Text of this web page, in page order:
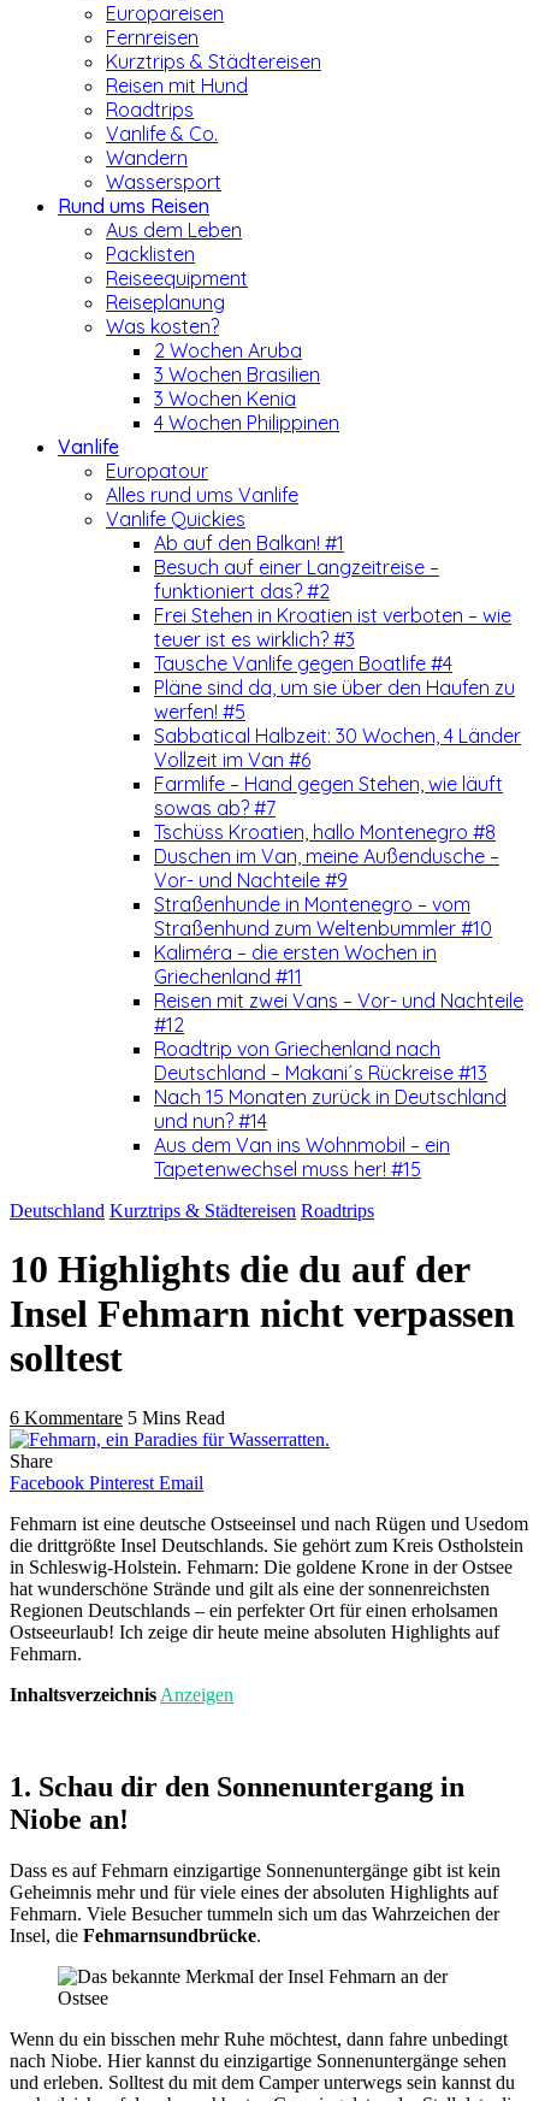
Europareisen
Fernreisen
Kurztrips & Städtereisen
Reisen mit Hund
Roadtrips
Vanlife & Co.
Wandern
Wassersport
Rund ums Reisen
Aus dem Leben
Packlisten
Reiseequipment
Reiseplanung
Was kosten?
2 Wochen Aruba
3 Wochen Brasilien
3 Wochen Kenia
4 Wochen Philippinen
Vanlife
Europatour
Alles rund ums Vanlife
Vanlife Quickies
Ab auf den Balkan! #1
Besuch auf einer Langzeitreise –
funktioniert das? #2
Frei Stehen in Kroatien ist verboten – wie
teuer ist es wirklich? #3
Tausche Vanlife gegen Boatlife #4
Pläne sind da, um sie über den Haufen zu
werfen! #5
Sabbatical Halbzeit: 30 Wochen, 4 Länder
Vollzeit im Van #6
Farmlife – Hand gegen Stehen, wie läuft
sowas ab? #7
Tschüss Kroatien, hallo Montenegro #8
Duschen im Van, meine Außendusche –
Vor- und Nachteile #9
Straßenhunde in Montenegro – vom
Straßenhund zum Weltenbummler #10
Kaliméra – die ersten Wochen in
Griechenland #11
Reisen mit zwei Vans – Vor- und Nachteile
#12
Roadtrip von Griechenland nach
Deutschland – Makani´s Rückreise #13
Nach 15 Monaten zurück in Deutschland
und nun? #14
Aus dem Van ins Wohnmobil – ein
Tapetenwechsel muss her! #15
Deutschland Kurztrips & Städtereisen Roadtrips
10 Highlights die du auf der
Insel Fehmarn nicht verpassen
solltest
6 Kommentare 5 Mins Read
Share
Facebook Pinterest Email
Fehmarn ist eine deutsche Ostseeinsel und nach Rügen und Usedom
die drittgrößte Insel Deutschlands. Sie gehört zum Kreis Ostholstein
in Schleswig-Holstein. Fehmarn: Die goldene Krone in der Ostsee
hat wunder­schöne Strände und gilt als eine der sonnen­reichsten
Regionen Deutschlands – ein perfekter Ort für einen erholsamen
Ostseeurlaub! Ich zeige dir heute meine absoluten Highlights auf
Fehmarn.
Inhaltsverzeichnis Anzeigen
1. Schau dir den Sonnenuntergang in
Niobe an!
Dass es auf Fehmarn einzigartige Sonnenuntergänge gibt ist kein
Geheimnis mehr und für viele eines der absoluten Highlights auf
Fehmarn. Viele Besucher tummeln sich um das Wahrzeichen der
Insel, die Fehmarnsundbrücke.
Wenn du ein bisschen mehr Ruhe möchtest, dann fahre unbedingt
nach Niobe. Hier kannst du einzigartige Sonnenuntergänge sehen
und erleben. Solltest du mit dem Camper unterwegs sein kannst du